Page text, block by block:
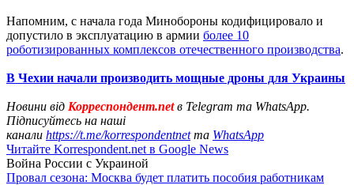
Напомним, с начала года Минобороны кодифицировало и
допустило в эксплуатацию в армии более 10
роботизированных комплексов отечественного производства.
В Чехии начали производить мощные дроны для Украины
Новини від Корреспондент.netв Telegram та WhatsApp.
Підписуйтесь на наші
канали https://t.me/korrespondentnetта WhatsApp
Читайте Korrespondent.net в Google News
Война России с Украиной
Провал сезона: Москва будет платить пособия работникам